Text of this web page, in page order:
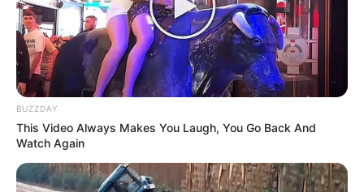
BUZZDAY
This Video Always Makes You Laugh, You Go Back And
Watch Again